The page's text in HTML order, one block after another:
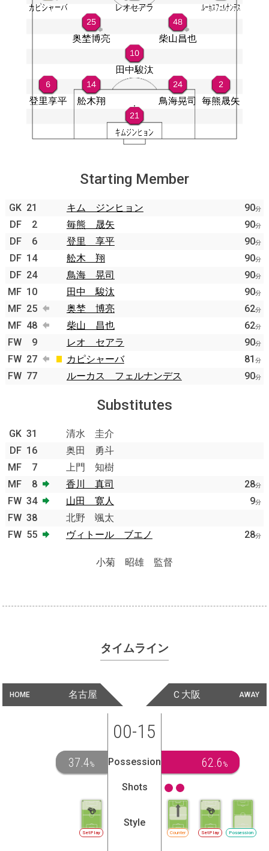
Starting Member
GK 21 キム ジンヒョン 90分
DF 2 毎熊 晟矢 90分
DF 6 登里 享平 90分
DF 14 舩木 翔 90分
DF 24 鳥海 晃司 90分
MF 10 田中 駿汰 90分
MF 25 奥埜 博亮 62分
MF 48 柴山 昌也 62分
FW 9 レオ セアラ 90分
FW 27 カピシャーバ 81 分
FW 77 ルーカス フェルナンデス 90分
Substitutes
GK 31
清水 圭介
DF 16
奥田 勇斗
MF
7
上門 知樹
MF
8 香川 真司 28分
FW 34 山田 寛人 9分
FW 38
北野 颯太
FW 55 ヴィトール ブエノ 28分
小菊 昭雄 監督
タイムライン
HOME 名古屋 AWAY
Ｃ大阪
00-15
37.4% Possession 62.6 %
Shots
SetPlay
Style
Counter SetPlay Possession